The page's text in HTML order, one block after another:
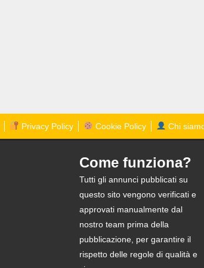
Privacy Policy Cookie Policy Chi
Come funziona?
Tutti gli annunci pubblicati su
questo sito vengono verificati e
approvati manualmente dal
nostro team prima della
pubblicazione, per garantire il
rispetto delle regole di qualità e